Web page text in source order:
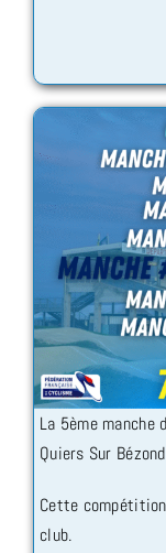
La 5ème manche
Quiers Sur
Cette
club.